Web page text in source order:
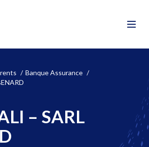
Banque Assurance
– SARL